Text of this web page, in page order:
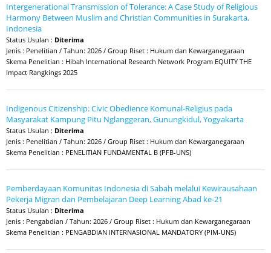
Intergenerational Transmission of Tolerance: A Case Study of Religious
Harmony Between Muslim and Christian Communities in Surakarta,
Indonesia
Status Usulan : Diterima
Jenis : Penelitian / Tahun: 2026 / Group Riset : Hukum dan Kewarganegaraan
Skema Penelitian : Hibah International Research Network Program EQUITY THE
Impact Rangkings 2025
Indigenous Citizenship: Civic Obedience Komunal-Religius pada
Masyarakat Kampung Pitu Nglanggeran, Gunungkidul, Yogyakarta
Status Usulan : Diterima
Jenis : Penelitian / Tahun: 2026 / Group Riset : Hukum dan Kewarganegaraan
Skema Penelitian : PENELITIAN FUNDAMENTAL B (PFB-UNS)
Pemberdayaan Komunitas Indonesia di Sabah melalui Kewirausahaan
Pekerja Migran dan Pembelajaran Deep Learning Abad ke-21
Status Usulan : Diterima
Jenis : Pengabdian / Tahun: 2026 / Group Riset : Hukum dan Kewarganegaraan
Skema Penelitian : PENGABDIAN INTERNASIONAL MANDATORY (PIM-UNS)